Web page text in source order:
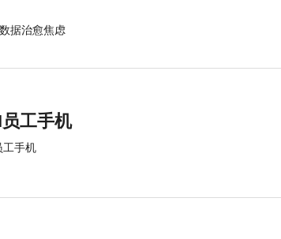
据治愈焦虑
工手机
工手机